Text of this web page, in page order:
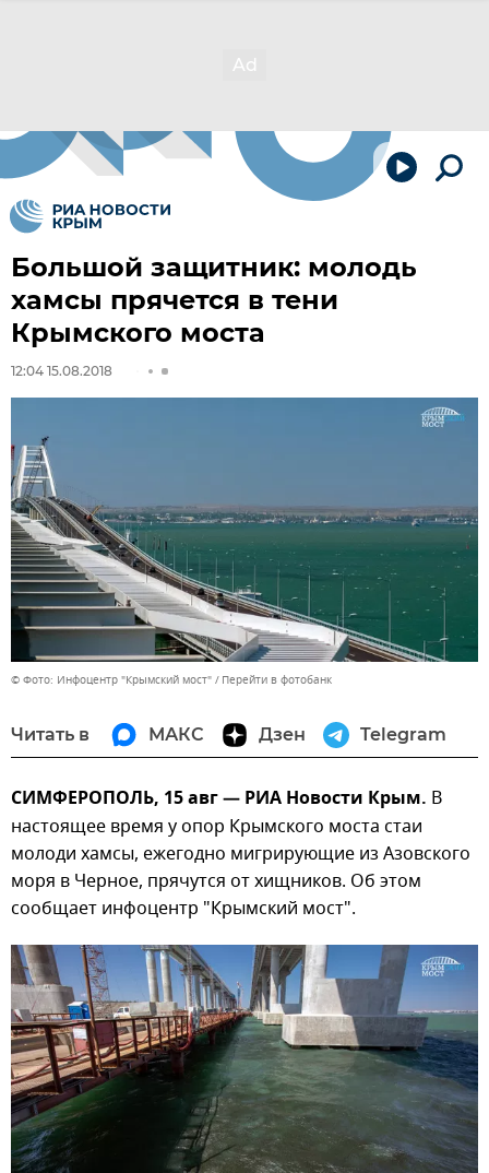
Большой защитник: молодь
хамсы прячется в тени
Крымского моста
12:04 15.08.2018
© Фото: Инфоцентр "Крымский мост" Перейти в фотобанк
Читать в МАКС Дзен Telegram
СИМФЕРОПОЛЬ, 15 авг — РИА Новости Крым. В
настоящее время у опор Крымского моста стаи
молоди хамсы, ежегодно мигрирующие из Азовского
моря в Черное, прячутся от хищников. Об этом
сообщает инфоцентр "Крымский мост".